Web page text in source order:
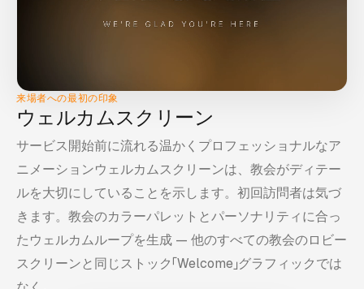
来場者への最初の印象
ウェルカムスクリーン
サービス開始前に流れる温かくプロフェッショナルなア
ニメーションウェルカムスクリーンは、教会がディテー
ルを大切にしていることを示します。初回訪問者は気づ
きます。教会のカラーパレットとパーソナリティに合っ
たウェルカムループを生成 — 他のすべての教会のロビー
スクリーンと同じストック「Welcome」グラフィックでは